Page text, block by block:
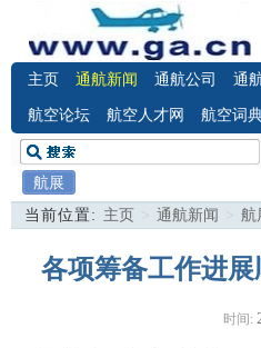
主页 通航新闻 通航公司 通
航空论坛 航空人才网 航空词
航展
当前位置: 主页 > 通航新闻 > 航
各项筹备工作进
时间: